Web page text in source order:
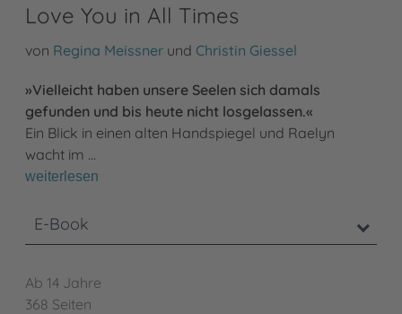
Love You in All Times
von Regina Meissner und Christin Giessel
»Vielleicht haben unsere Seelen sich damals
gefunden und bis heute nicht losgelassen.«
Ein Blick in einen alten Handspiegel und Raelyn
wacht im …
weiterlesen
E-Book
Ab 14 Jahre
368 Seiten